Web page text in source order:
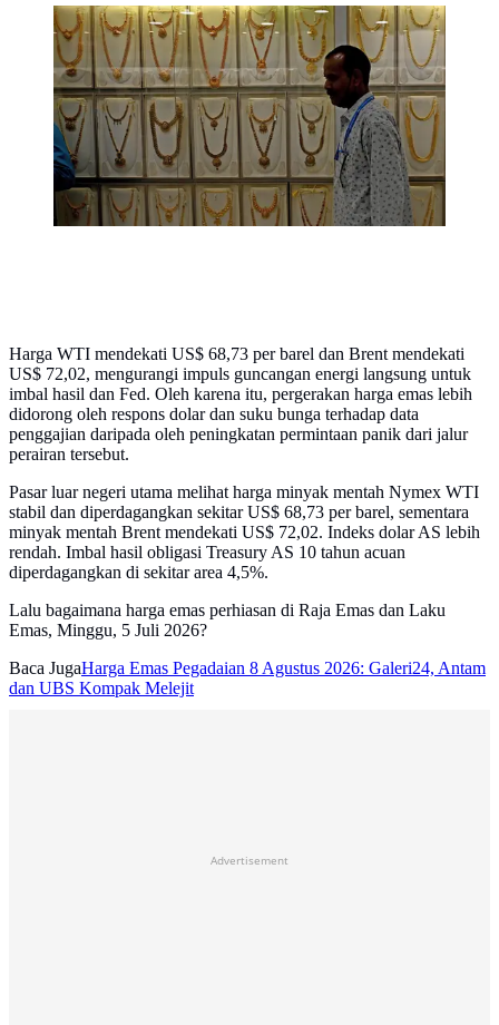
Seorang penjual berjalan melewati kalung emas yang
dipajang selama festival Hindu 'Akshaya Tritiya', hari
keberuntungan dalam kalender Hindu untuk membeli
barang-barang berharga, di ruang pamer perhiasan di
Chennai, India. (Arun SANKAR / AFP)
Harga WTI mendekati US$ 68,73 per barel dan Brent mendekati
US$ 72,02, mengurangi impuls guncangan energi langsung untuk
imbal hasil dan Fed. Oleh karena itu, pergerakan harga emas lebih
didorong oleh respons dolar dan suku bunga terhadap data
penggajian daripada oleh peningkatan permintaan panik dari jalur
perairan tersebut.
Pasar luar negeri utama melihat harga minyak mentah Nymex WTI
stabil dan diperdagangkan sekitar US$ 68,73 per barel, sementara
minyak mentah Brent mendekati US$ 72,02. Indeks dolar AS lebih
rendah. Imbal hasil obligasi Treasury AS 10 tahun acuan
diperdagangkan di sekitar area 4,5%.
Lalu bagaimana harga emas perhiasan di Raja Emas dan Laku
Emas, Minggu, 5 Juli 2026?
Baca JugaHarga Emas Pegadaian 8 Agustus 2026: Galeri24, Antam
dan UBS Kompak Melejit
Advertisement